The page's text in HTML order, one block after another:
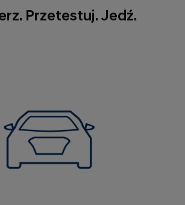
Przetestuj. Jedź.